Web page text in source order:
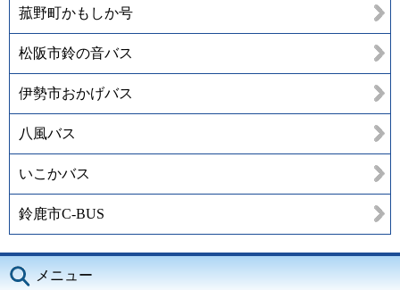
菰野町かもしか号
松阪市鈴の音バス
伊勢市おかげバス
八風バス
いこかバス
鈴鹿市C-BUS
メニュー